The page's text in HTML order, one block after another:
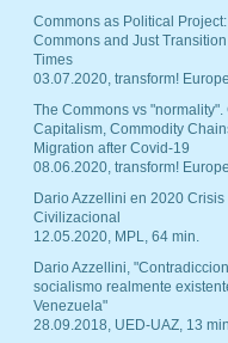
Commons as Political Project:
Commons and Just
Times
03.07.2020, transform!
The Commons vs "normality".
Capitalism, Commodity
Migration after Covid-19
08.06.2020, transform!
Dario Azzellini en 2020 Crisis
Civilizacional
12.05.2020, MPL, 64 min.
Dario Azzellini,
socialismo realmente
Venezuela"
28.09.2018, UED-UAZ, 13